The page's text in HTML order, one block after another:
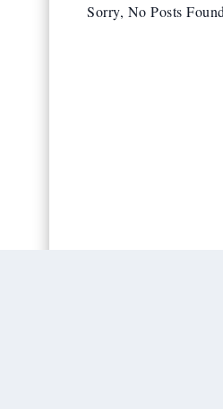
Sorry, No Posts Found